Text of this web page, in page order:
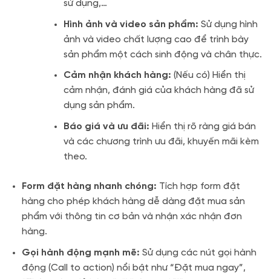
sử dụng,…
Hình ảnh và video sản phẩm: Sử dụng hình
ảnh và video chất lượng cao để trình bày
sản phẩm một cách sinh động và chân thực.
Cảm nhận khách hàng: (Nếu có) Hiển thị
cảm nhận, đánh giá của khách hàng đã sử
dụng sản phẩm.
Báo giá và ưu đãi: Hiển thị rõ ràng giá bán
và các chương trình ưu đãi, khuyến mãi kèm
theo.
Form đặt hàng nhanh chóng: Tích hợp form đặt
hàng cho phép khách hàng dễ dàng đặt mua sản
phẩm với thông tin cơ bản và nhận xác nhận đơn
hàng.
Gọi hành động mạnh mẽ: Sử dụng các nút gọi hành
động (Call to action) nổi bật như “Đặt mua ngay”,